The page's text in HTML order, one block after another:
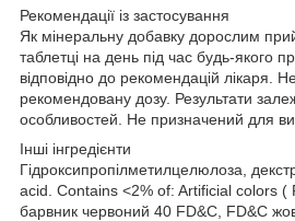
Рекомендації із застосування
Як мінеральну добавку дорослим
таблетці на день під час будь-якого
відповідно до рекомендацій лікаря.
рекомендовану дозу. Результати
особливостей. Не призначений для
Інші інгредієнти
Гідроксипропілметилцелюлоза,
acid. Contains <2% of: Artificial colors (
барвник червоний 40 FD&C, FD&C